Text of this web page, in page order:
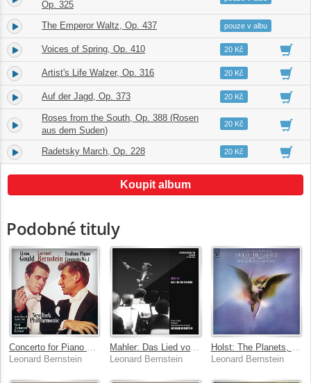
Op. 325
6. The Emperor Waltz, Op. 437 11:04
pouze v albu
7. Voices of Spring, Op. 410 05:5320 Kč
8. Artist's Life Walzer, Op. 316 07:2620 Kč
9. Auf der Jagd, Op. 373 02:2120 Kč
10.
Roses from the South, Op. 388 (Rosen
aus dem Suden)
09:4420 Kč
11. Radetsky March, Op. 228 02:2520 Kč
Koupit album
Podobné tituly
Leonard Bernstein
Leonard Bernstein
Leonard Bernstein